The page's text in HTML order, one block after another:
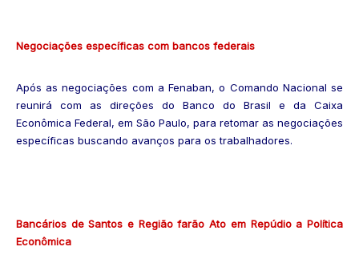
Negociações específicas com bancos federais
Após as negociações com a Fenaban, o Comando Nacional se
reunirá com as direções do Banco do Brasil e da Caixa
Econômica Federal, em São Paulo, para retomar as negociações
específicas buscando avanços para os trabalhadores.
Bancários de Santos e Região farão Ato em Repúdio a Política
Econômica